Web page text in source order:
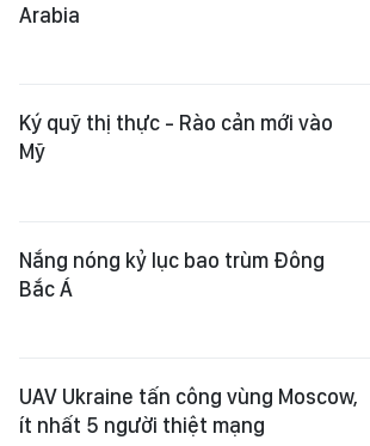
Arabia
Ký quỹ thị thực - Rào cản mới vào
Mỹ
Nắng nóng kỷ lục bao trùm Đông
Bắc Á
UAV Ukraine tấn công vùng Moscow,
ít nhất 5 người thiệt mạng